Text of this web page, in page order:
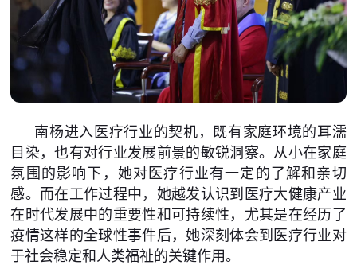
南杨进入医疗行业的契机，既有家庭环境的耳濡
目染，也有对行业发展前景的敏锐洞察。从小在家庭
氛围的影响下，她对医疗行业有一定的了解和亲切
感。而在工作过程中，她越发认识到医疗大健康产业
在时代发展中的重要性和可持续性，尤其是在经历了
疫情这样的全球性事件后，她深刻体会到医疗行业对
于社会稳定和人类福祉的关键作用。